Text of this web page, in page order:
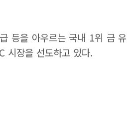
등을 아우르는 국내 1위 금
시장을 선도하고 있다.